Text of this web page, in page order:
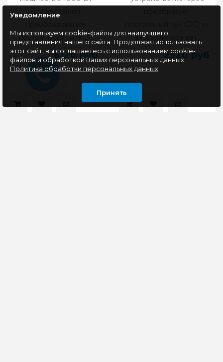
постоянного тока с ..
6120 руб
аккумулятора авт..
2520 руб
Уведомление
Мы используем cookie-файлы для наилучшего
представления нашего сайта. Продолжая использовать
этот сайт, вы соглашаетесь с использованием cookie-
файлов и обработкой Ваших персональных данных.
Политика обработки персональных данных
Принять